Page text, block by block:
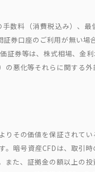
数料（消費税込み）、
証券口座のご利用が無い
券等は、株式相場、金
悪化等それらに関する
その価値を保証されて
暗号資産CFDは、取引
た、証拠金の額以上の